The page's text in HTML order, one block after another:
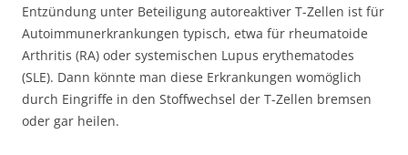
Entzündung unter Beteiligung autoreaktiver T-Zellen ist für
Autoimmunerkrankungen typisch, etwa für rheumatoide
Arthritis (RA) oder systemischen Lupus erythematodes
(SLE). Dann könnte man diese Erkrankungen womöglich
durch Eingriffe in den Stoffwechsel der T-Zellen bremsen
oder gar heilen.